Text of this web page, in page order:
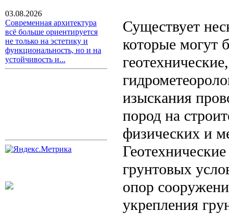
03.08.2026
Современная архитектура
всё больше ориентируется
не только на эстетику и
функциональность, но и на
устойчивость и...
Существует
которые могут
изыскания
пород на
физических и
грунтовых
опор
укрепления